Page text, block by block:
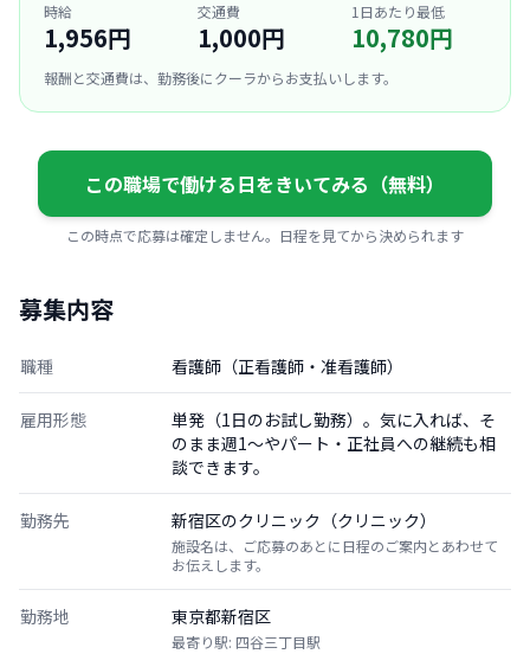
時給
1,956円
交通費
1,000円
1日あたり最低
10,780円
報酬と交通費は、勤務後にクーラからお支払いします。
この職場で働ける日をきいてみる（無料）
この時点で応募は確定しません。日程を見てから決められます
募集内容
職種 看護師（正看護師・准看護師）
雇用形態
単発（1日のお試し勤務）。気に入れば、そ
のまま週1〜やパート・正社員への継続も相
談できます。
勤務先 新宿区のクリニック（クリニック）
施設名は、ご応募のあとに日程のご案内とあわせて
お伝えします。
勤務地 東京都新宿区
最寄り駅: 四谷三丁目駅